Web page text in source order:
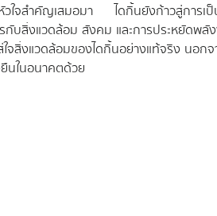
หัวใจสำคัญเสมอมา ไดกิ้นยังก้าวสู่กา
งแวดล้อม สังคม และการประหยัดพลั
สิ่งแวดล้อมของไดกิ้นอย่างแท้จริง นอ
นในอนาคตด้วย